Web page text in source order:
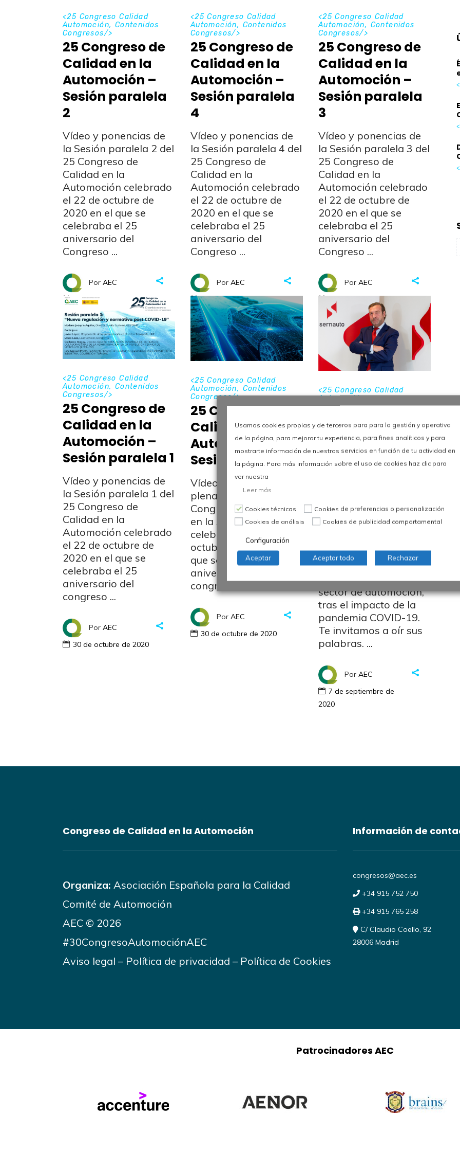
<25 Congreso Calidad
Automoción, Contenidos
Congresos/>
25 Congreso de
Calidad en la
Automoción –
Sesión paralela
2
Vídeo y ponencias de
la Sesión paralela 2 del
25 Congreso de
Calidad en la
Automoción celebrado
el 22 de octubre de
2020 en el que se
celebraba el 25
aniversario del
Congreso
Por AEC
14 de enero de 2022
<25 Congreso Calidad
Automoción, Contenidos
Congresos/>
25 Congreso de
Calidad en la
Automoción –
Sesión paralela
4
Vídeo y ponencias de
la Sesión paralela 4 del
25 Congreso de
Calidad en la
Automoción celebrado
el 22 de octubre de
2020 en el que se
celebraba el 25
aniversario del
Congreso
Por AEC
30 de octubre de 2020
<25 Congreso Calidad
Automoción, Contenidos
Congresos/>
25 Congreso de
Calidad en la
Automoción –
Sesión paralela
3
Vídeo y ponencias de
la Sesión paralela 3 del
25 Congreso de
Calidad en la
Automoción celebrado
el 22 de octubre de
2020 en el que se
celebraba el 25
aniversario del
Congreso
Por AEC
30 de octubre de 2020
<25 Congreso Calidad
Automoción, Contenidos
Congresos/>
25 Congreso de
Calidad en la
Automoción –
Sesión paralela 1
Vídeo y ponencias de
la Sesión paralela 1 del
25 Congreso de
Calidad en la
Automoción celebrado
el 22 de octubre de
2020 en el que se
celebraba el 25
aniversario del
congreso
Por AEC
30 de octubre de 2020
<25 Congreso Calidad
Automoción, Contenidos
Congresos/>
25 Congreso de
Calidad en la
Automoción –
Sesión plenaria
Vídeos de la Sesión
plenaria del 25
Congreso de Calidad
en la Automoción
celebrado el 22 de
octubre de 2020 en el
que se celebraba el 25
aniversario del
congreso
Por AEC
30 de octubre de 2020
<25 Congreso Calidad
Automoción,
Testimoniales/>
José Portilla
Director General
de SERNAUTO
acompañará en el
Congreso, junto con
y GANVAM, para
debatir y compartir la
transformación del
sector de automoción,
tras el impacto de la
pandemia COVID-19.
Te invitamos a oír sus
palabras.
Por AEC
7 de septiembre de
2020
Congreso de Calidad en la Automoción
Organiza: Asociación Española para la Calidad
Comité de Automoción
AEC © 2026
#30CongresoAutomociónAEC
Aviso legal – Política de privacidad – Política de Cookies
Información de
congresos@aec.es
+34 915 752 750
+34 915 765 258
C/ Claudio Coello, 92
28006 Madrid
Patrocinadores AEC
Usamos cookies propias y de terceros para para la gestión y operativa
de la página, para mejorar tu experiencia, para fines analíticos y para
mostrarte información de nuestros servicios en función de tu actividad en
la página. Para más información sobre el uso de cookies haz clic para
ver nuestra
Leer más
Cookies técnicas
Cookies de preferencias o personalización
Cookies de análisis
Cookies de publicidad comportamental
Configuración
Aceptar Aceptar todo Rechazar